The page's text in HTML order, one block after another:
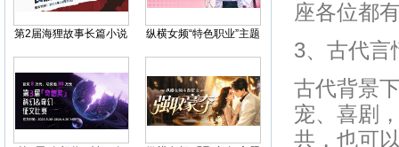
第2届海狸故事长篇小说
纵横女频“特色职业”主题
座各位都
3、古代言
古代背景
宠、喜剧
共，也可